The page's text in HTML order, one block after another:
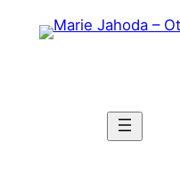
Inhalt